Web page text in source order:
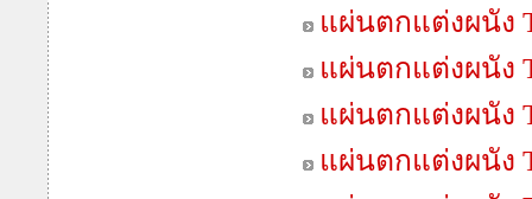
แผ่นตกแต่งผนัง
แผ่นตกแต่งผนัง
แผ่นตกแต่งผนัง
แผ่นตกแต่งผนัง